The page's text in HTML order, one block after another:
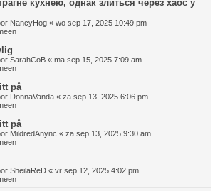
кухнею, однак злиться через хаос у
NancyHog « wo sep 17, 2025 10:49 pm
SarahCoB « ma sep 15, 2025 7:09 am
på
DonnaVanda « za sep 13, 2025 6:06 pm
på
MildredAnync « za sep 13, 2025 9:30 am
SheilaReD « vr sep 12, 2025 4:02 pm